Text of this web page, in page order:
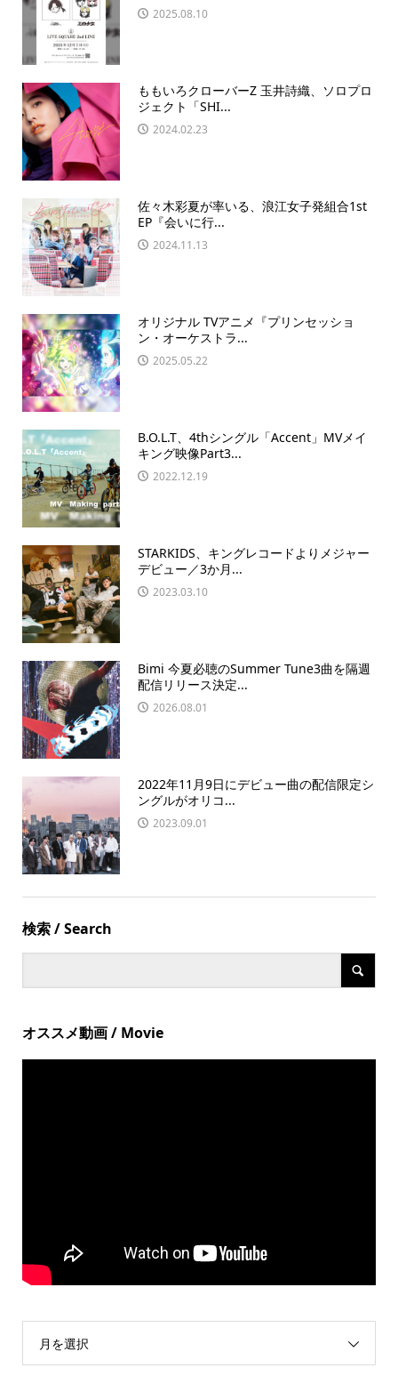
2025.08.10
ももいろクローバーZ 玉井詩織、ソロプロ
ジェクト「SHI...
2024.02.23
佐々木彩夏が率いる、浪江女子発組合1st
EP『会いに行...
2024.11.13
オリジナル TVアニメ『プリンセッショ
ン・オーケストラ...
2025.05.22
B.O.L.T、4thシングル「Accent」MVメイ
キング映像Part3...
2022.12.19
STARKIDS、キングレコードよりメジャー
デビュー／3か月...
2023.03.10
Bimi 今夏必聴のSummer Tune3曲を隔週
配信リリース決定...
2026.08.01
2022年11月9日にデビュー曲の配信限定シ
ングルがオリコ...
2023.09.01
検索 / Search
オススメ動画 / Movie
月を選択